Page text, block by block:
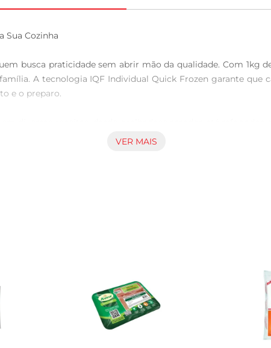
Sua Cozinha
busca praticidade sem abrir mão da qualidade. Com 1kg
A tecnologia IQF Individual Quick Frozen garante que
e o preparo.
crie pratos variados e saborosos. Ideal para o dia a dia,
rotina agitada, mas não abre mão de uma alimentação
descongelar o filezinho na geladeira por algumas horas
para realçar ainda mais o seu sabor. Sirva com
VER MAIS